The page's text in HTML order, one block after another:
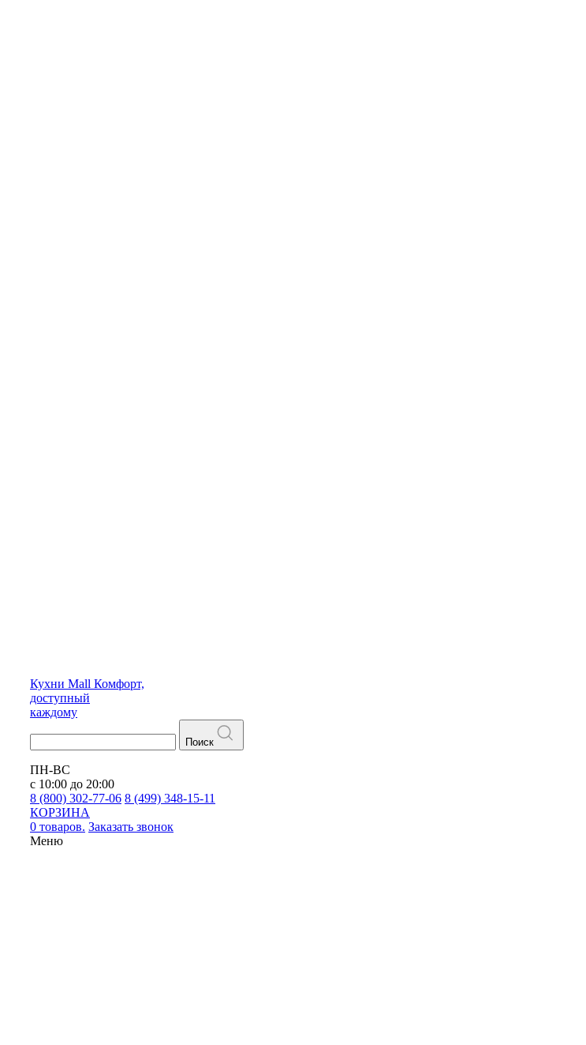
Кухни Mall Комфорт,
доступный
каждому
Поиск
ПН-ВС
с 10:00 до 20:00
8 (800) 302-77-06 8 (499) 348-15-11
КОРЗИНА
0 товаров. Заказать звонок
Меню